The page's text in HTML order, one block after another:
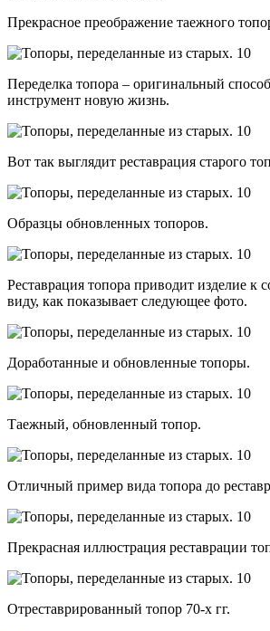
Прекрасное преображение таежного
Переделка топора – оригинальный
инструмент новую жизнь.
Вот так выглядит реставрация старого
Образцы обновленных топоров.
Реставрация топора приводит изделие к
виду, как показывает следующее фото.
Доработанные и обновленные топоры.
Таежный, обновленный топор.
Отличный пример вида топора до
Прекрасная иллюстрация реставрации
Отреставрированный топор 70-х гг.